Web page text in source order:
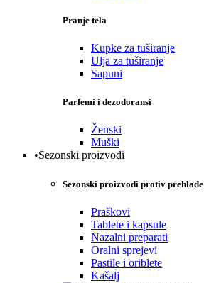
Pranje tela
Kupke za tuširanje
Ulja za tuširanje
Sapuni
Parfemi i dezodoransi
Ženski
Muški
•Sezonski proizvodi
Sezonski proizvodi protiv prehlade
Praškovi
Tablete i kapsule
Nazalni preparati
Oralni sprejevi
Pastile i oriblete
Kašalj